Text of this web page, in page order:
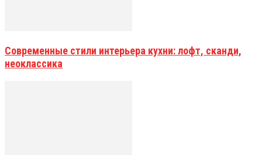
Современные стили интерьера кухни: лофт, сканди,
неоклассика